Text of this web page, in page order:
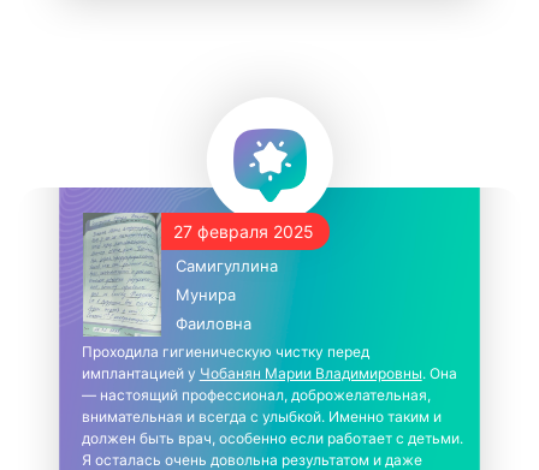
27 февраля 2025
Самигуллина
Мунира
Фаиловна
Проходила гигиеническую чистку перед
имплантацией у Чобанян Марии Владимировны. Она
— настоящий профессионал, доброжелательная,
внимательная и всегда с улыбкой. Именно таким и
должен быть врач, особенно если работает с детьми.
Я осталась очень довольна результатом и даже